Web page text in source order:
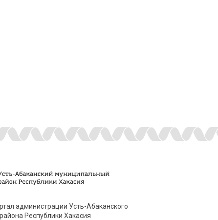
администрации Усть-Абаканского
Республики Хакасия